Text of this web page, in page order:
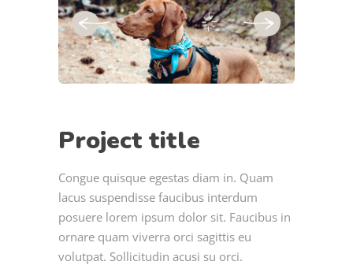
Project title
Congue quisque egestas diam in. Quam
lacus suspendisse faucibus interdum
posuere lorem ipsum dolor sit. Faucibus in
ornare quam viverra orci sagittis eu
volutpat. Sollicitudin acusi su orci.